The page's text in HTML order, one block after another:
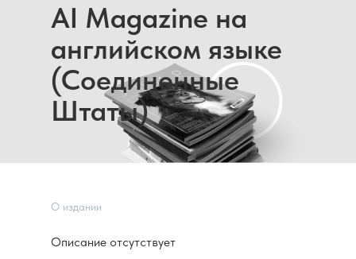
AI Magazine на
английском языке
(Соединенные
Штаты)
О издании
Описание отсутствует